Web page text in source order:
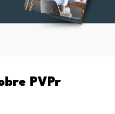
PVPr